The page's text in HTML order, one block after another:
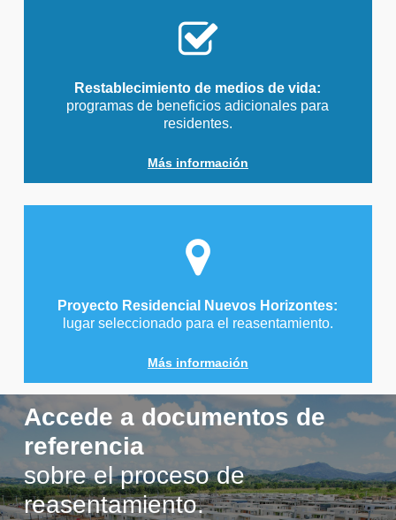
Restablecimiento de medios de vida:
programas de beneficios adicionales para
residentes.
Más información
Proyecto Residencial Nuevos Horizontes:
lugar seleccionado para el reasentamiento.
Más información
Accede a documentos de
referencia
sobre el proceso de
reasentamiento.